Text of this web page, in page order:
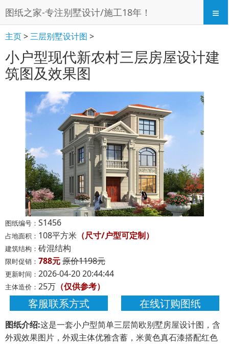
图纸之家-专注别墅设计/施工18年！ ≡
主页>三层别墅设计图 >
小户型现代新农村三层房屋设计建
筑图及效果图
图纸编号： S1456
占地面积： 108平方米 （尺寸/户型可定制）
建筑结构： 砖混结构
限时促销： 788元原价1198元
更新时间： 2026-04-20 20:44:44
主体造价： 25万 （仅供参考）
客服联系方式 在线订购图纸
图纸介绍:这是一套小户型简单三层简欧别墅房屋设计图，含
外观效果图片，外观主体优雅含蓄，米黄色真石漆搭配红色